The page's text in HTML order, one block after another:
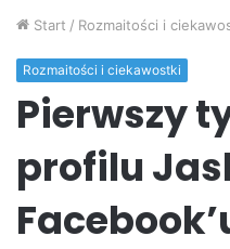
Start / Rozmaitości i
Rozmaitości i ciekawostki
Pierwszy
profilu